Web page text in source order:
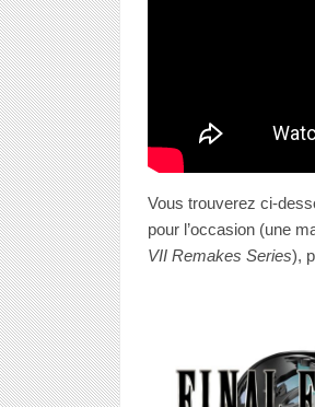
Vous trouverez ci-
pour l’occasion (une
VII Remakes Series),